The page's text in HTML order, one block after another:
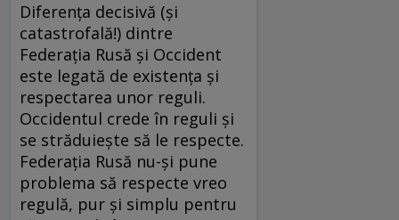
Diferenţa decisivă (şi
catastrofală!) dintre
Federaţia Rusă şi Occident
este legată de existenţa şi
respectarea unor reguli.
Occidentul crede în reguli şi
se străduieşte să le respecte.
Federaţia Rusă nu-şi pune
problema să respecte vreo
regulă, pur şi simplu pentru